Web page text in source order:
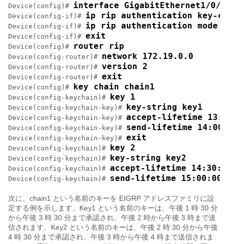
Device(config)# interface GigabitEthernet1/0/1
Device(config-if)# ip rip authentication key-
Device(config-if)# ip rip authentication mode
Device(config-if)# exit
Device(config)# router rip
Device(config-router)# network 172.19.0.0
Device(config-router)# version 2
Device(config-router)# exit
Device(config)# key chain chain1
Device(config-keychain)# key 1
Device(config-keychain-key)# key-string key1
Device(config-keychain-key)# accept-lifetime
Device(config-keychain-key)# send-lifetime
Device(config-keychain-key)# exit
Device(config-keychain)# key 2
Device(config-keychain)# key-string key2
Device(config-keychain)# accept-lifetime
Device(config-keychain)# send-lifetime 15:00:00
次に、chain1 という名前のキーを EIGRP アドレスファミリに設
定する例を示します。Key1 という名前のキーは、午後 1 時 30 分
から午後 3 時 30 分まで承認され、午後 2 時から午後 3 時まで送
信されます。Key2 という名前のキーは、午後 2 時 30 分から午後
4 時 30 分まで承認され、午後 3 時から午後 4 時まで送信されま